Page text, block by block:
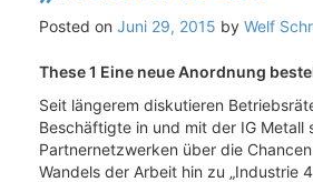
Posted on Juni 29, 2015 by Welf
These 1 Eine neue Anordnung
Seit längerem diskutieren
Beschäftigte in und mit der IG Metall
Partnernetzwerken über die
Wandels der Arbeit hin zu „Industrie